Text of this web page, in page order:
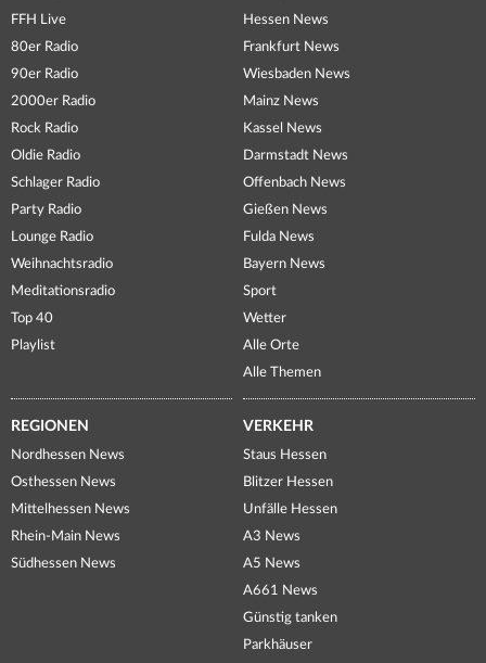
FFH Live
80er Radio
90er Radio
2000er Radio
Rock Radio
Oldie Radio
Schlager Radio
Party Radio
Lounge Radio
Weihnachtsradio
Meditationsradio
Top 40
Playlist
Hessen News
Frankfurt News
Wiesbaden News
Mainz News
Kassel News
Darmstadt News
Offenbach News
Gießen News
Fulda News
Bayern News
Sport
Wetter
Alle Orte
Alle Themen
REGIONEN
Nordhessen News
Osthessen News
Mittelhessen News
Rhein-Main News
Südhessen News
VERKEHR
Staus Hessen
Blitzer Hessen
Unfälle Hessen
A3 News
A5 News
A661 News
Günstig tanken
Parkhäuser